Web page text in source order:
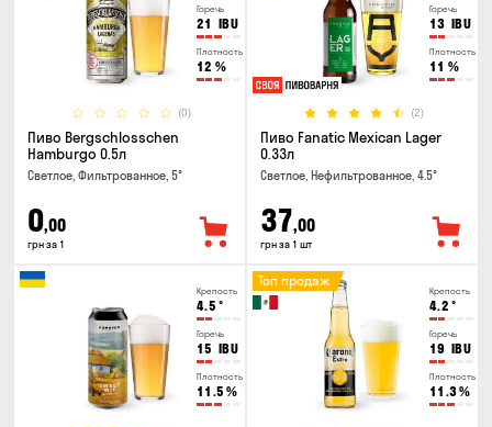
Горечь
21 IBU
Плотность
12 %
(0)
Пиво Bergschlosschen
Hamburgo 0.5л
Светлое, Фильтрованное, 5°
0,00
грн за 1
Горечь
13 IBU
Плотность
11 %
(2)
Пиво Fanatic Mexican Lager
0.33л
Светлое, Нефильтрованное, 4.5°
37,00
грн за 1 шт
Крепость
4.5 °
Горечь
15 IBU
Плотность
11.5 %
Крепость
4.2 °
Горечь
19 IBU
Плотность
11.3%
Топ продаж